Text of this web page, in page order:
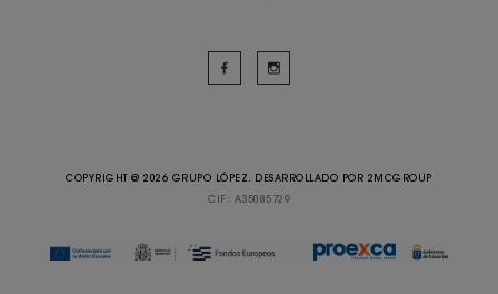
COPYRIGHT @ 2026 GRUPO LÓPEZ. DESARROLLADO POR 2MCGROUP
CIF: A35085729